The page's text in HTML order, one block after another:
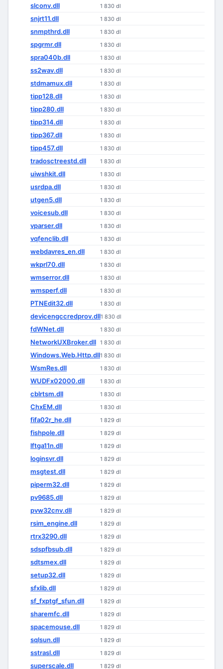
slconv.dll 1 830 dl
snjrt11.dll 1 830 dl
snmpthrd.dll 1 830 dl
spgrmr.dll 1 830 dl
spra040b.dll 1 830 dl
ss2wav.dll 1 830 dl
stdmamux.dll 1 830 dl
tipp128.dll 1 830 dl
tipp280.dll 1 830 dl
tipp314.dll 1 830 dl
tipp367.dll 1 830 dl
tipp457.dll 1 830 dl
tradosctreestd.dll 1 830 dl
uiwshkit.dll 1 830 dl
usrdpa.dll 1 830 dl
utgen5.dll 1 830 dl
voicesub.dll 1 830 dl
vparser.dll 1 830 dl
vqfenclib.dll 1 830 dl
webdavres_en.dll 1 830 dl
wkprl70.dll 1 830 dl
wmserror.dll 1 830 dl
wmsperf.dll 1 830 dl
PTNEdit32.dll 1 830 dl
devicengccredprov.dll1 830 dl
fdWNet.dll 1 830 dl
NetworkUXBroker.dll 1 830 dl
Windows.Web.Http.dll1 830 dl
WsmRes.dll 1 830 dl
WUDFx02000.dll 1 830 dl
cblrtsm.dll 1 830 dl
ChxEM.dll 1 830 dl
fifa02r_he.dll 1 829 dl
fishpole.dll 1 829 dl
lftga11n.dll 1 829 dl
loginsvr.dll 1 829 dl
msgtest.dll 1 829 dl
piperm32.dll 1 829 dl
pv9685.dll 1 829 dl
pvw32cnv.dll 1 829 dl
rsim_engine.dll 1 829 dl
rtrx3290.dll 1 829 dl
sdspfbsub.dll 1 829 dl
sdtsmex.dll 1 829 dl
setup32.dll 1 829 dl
sfxlib.dll 1 829 dl
sf_fxptgf_sfun.dll 1 829 dl
sharemfc.dll 1 829 dl
spacemouse.dll 1 829 dl
sqlsun.dll 1 829 dl
sstrasl.dll 1 829 dl
superscale.dll 1 829 dl